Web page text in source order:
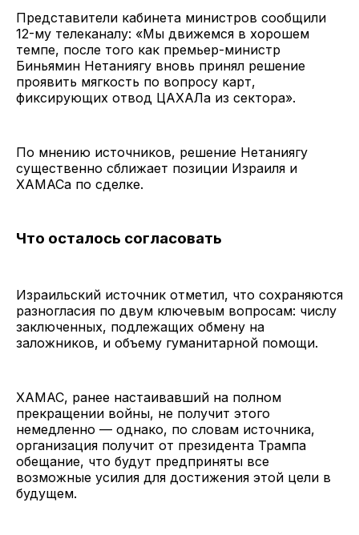
Представители кабинета министров сообщили
12-му телеканалу: «Мы движемся в хорошем
темпе, после того как премьер-министр
Биньямин Нетаниягу вновь принял решение
проявить мягкость по вопросу карт,
фиксирующих отвод ЦАХАЛа из сектора».
По мнению источников, решение Нетаниягу
существенно сближает позиции Израиля и
ХАМАСа по сделке.
Что осталось согласовать
Израильский источник отметил, что сохраняются
разногласия по двум ключевым вопросам: числу
заключенных, подлежащих обмену на
заложников, и объему гуманитарной помощи.
ХАМАС, ранее настаивавший на полном
прекращении войны, не получит этого
немедленно — однако, по словам источника,
организация получит от президента Трампа
обещание, что будут предприняты все
возможные усилия для достижения этой цели в
будущем.